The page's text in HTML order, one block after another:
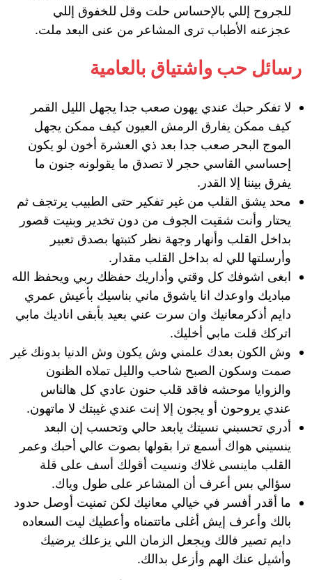
للجروح إللي بالإحساس حلت وقل للخفوق إللي
عجزعنه الأطباب ترى المشاعر من عنى البعد ملت.
رسائل حب واشتياق بالعامية
لا تفكر حبك عندي يهون صعب جدا يجهل الليل القمر
كيف ممكن يفارق الرمش العيون كيف ممكن يجهل
الموج البحر صعب جدا بعد ذي العشرة أخون لو يكون
إحساسي القاسي حجر لا تصدق ما يقولونه جنون ما
يفرق بيننا إلا القدر.
محد يشق القلب من غير تفكير حتى الطبيب يرتجف ثم
يحتار وأنت شقيت الجوف من دون تخدير وبنيت قصور
بداخل القلب وأنهار وجهة نظر كتبتها بصدق تعبير
وأرسلتها للي له بداخل القلب مقدار.
ابغى اشوفك كل وقتي وأداريك حفظك ربي ويحفظ الله
مباديك واوعدك انا ياشوق ماني بناسيك بأعيش عمري
دايم أذكرمعانيك وان سرت عني بعيد بأبقى اناديك مابي
اتركك قلت مابي أخليك.
وش الكون بعدك علمني وش يكون وش الدنيا بدونك غير
صمت وسكون الصبح شاحب والليل تملاه الظنون
والزوايا موحشه فاقد قلب حنون عادي كل هالناس
عندي يروحون أو يجون إلا إنت عندي غيبتك لا ماتهون.
أدري تحسبني نسيتك يابعد حالي وتحسب إن البعد
ينسيني هواك أسمع ترا بقولها بصوت عالي أحبك وعمر
القلب ماينسى غلاك ونسيت أقولك أسف على قلة
سؤالي بس أعرف أن المشاعر على طول وياك.
ما أقدر أفسر في خيالي معانيك لكن تمنيت أوصل حدود
بالك وأعرف إيش أغلى ماتتمناه وأعطيك ليت السعاده
دايم تصير فالك ويجعل الزمان اللي يزعلك يرضيك
وأشيل عنك الهم وأزعل بدالك.